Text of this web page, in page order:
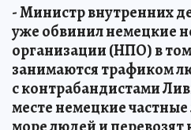
- Министр внутренних
уже обвинил немецкие
организации (НПО) в
занимаются трафиком
с контрабандистами
месте немецкие